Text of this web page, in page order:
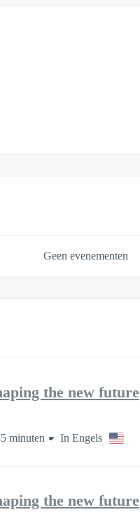
Geen evenementen
the new future
minuten In Engels
the new future